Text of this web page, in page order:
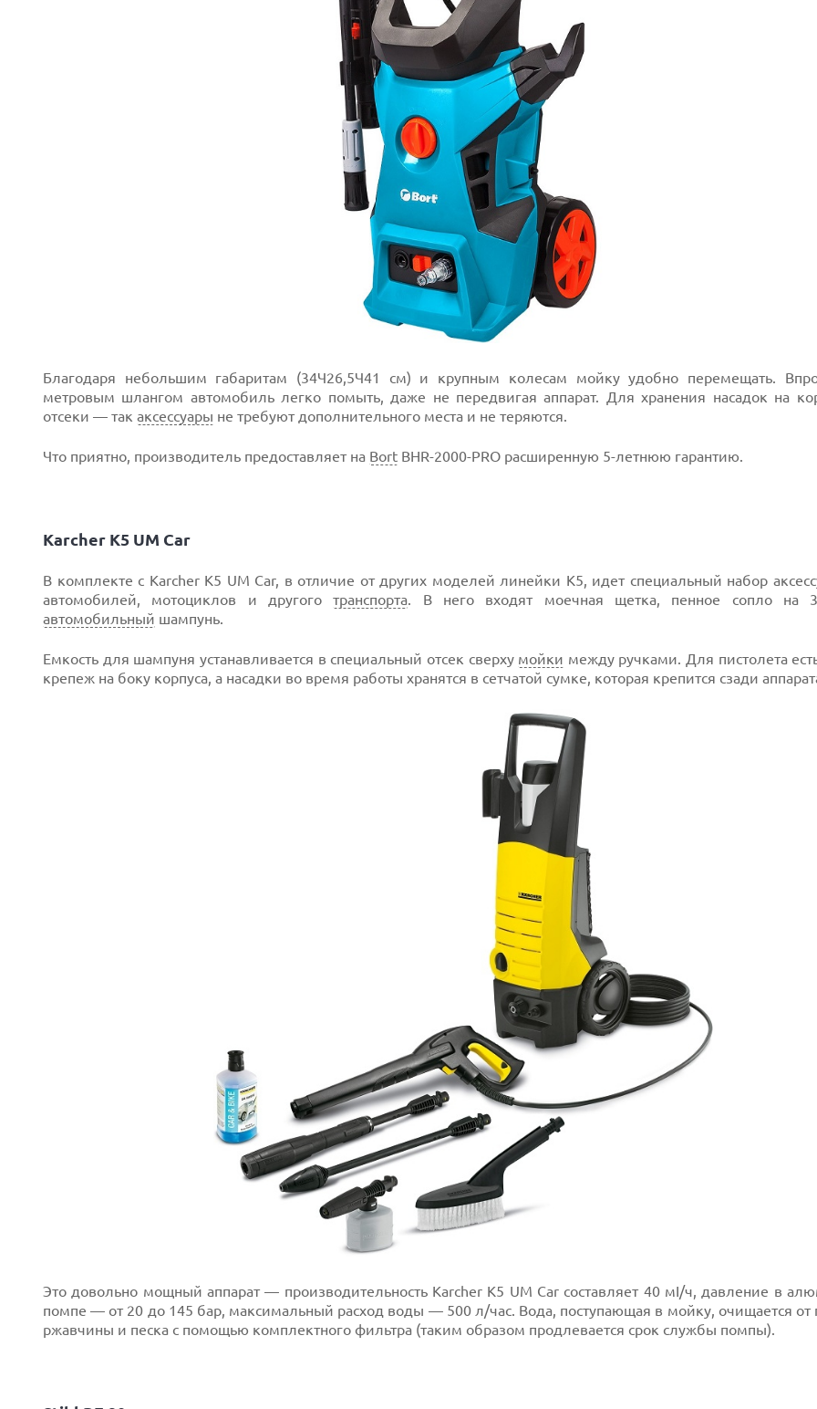
Благодаря небольшим габаритам (34Ч26,5Ч41 см) и крупным колесам мойку удобно перемещать.
метровым шлангом автомобиль легко помыть, даже не передвигая аппарат. Для хранения насадок на
отсеки — так аксессуары не требуют дополнительного места и не теряются.
Что приятно, производитель предоставляет на Bort BHR-2000-PRO расширенную 5-летнюю гарантию.
Karcher K5 UM Car
В комплекте с Karcher K5 UM Car, в отличие от других моделей линейки K5, идет специальный набор
автомобилей, мотоциклов и другоготранспорта. В него входят моечная щетка, пенное сопло на
автомобильный шампунь.
Емкость для шампуня устанавливается в специальный отсек сверху мойки между ручками. Для пистолета
крепеж на боку корпуса, а насадки во время работы хранятся в сетчатой сумке, которая крепится сзади
Это довольно мощный аппарат — производительность Karcher K5 UM Car составляет 40 мІ/ч, давление в
помпе — от 20 до 145 бар, максимальный расход воды — 500 л/час. Вода, поступающая в мойку, очищается от
ржавчины и песка с помощью комплектного фильтра (таким образом продлевается срок службы помпы).